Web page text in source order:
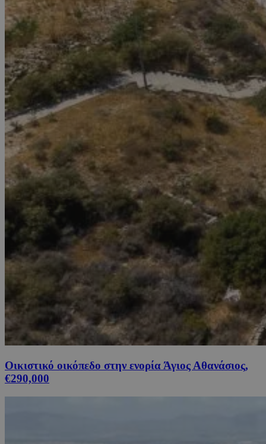
Οικιστικό οικόπεδο στην ενορία Άγιος Αθανάσιος,
€290,000